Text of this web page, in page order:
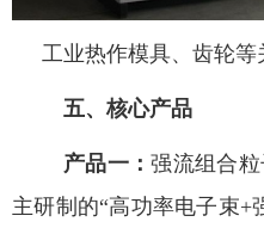
工业热作模具、齿轮
五、核心产品
产品一：强流组合
主研制的“高功率电子束+